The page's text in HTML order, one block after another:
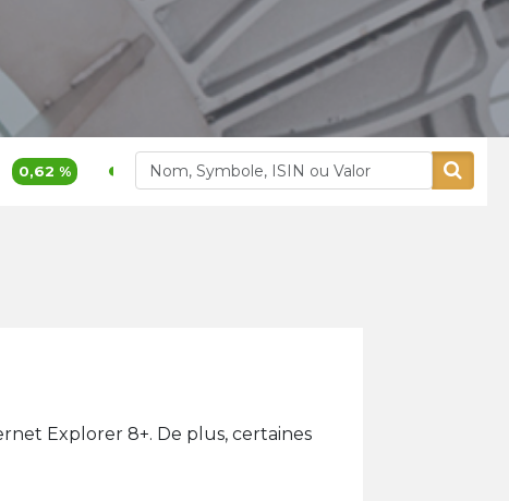
Alliances 377,00 0,03 % Aluminium Maroc
Explorer 8+. De plus, certaines